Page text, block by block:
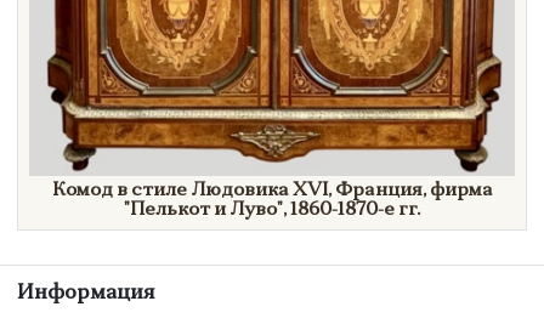
Комод в стиле Людовика XVI, Франция, фирма
"ПелькотиЛуво",1860-1870-е гг.
Информация